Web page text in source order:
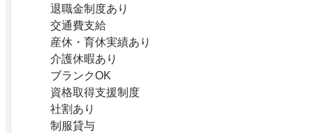
退職金制度あり
交通費支給
産休・育休実績あり
介護休暇あり
ブランクOK
資格取得支援制度
社割あり
制服貸与